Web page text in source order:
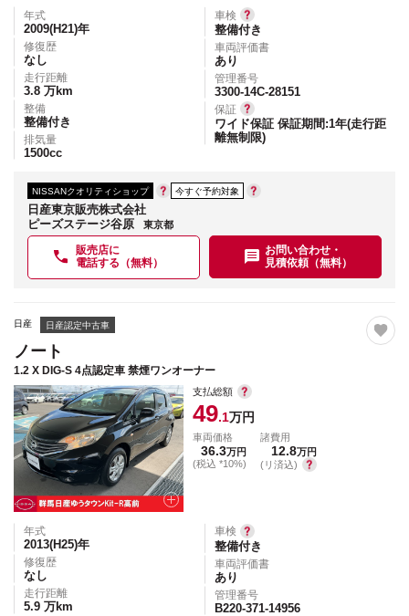
年式
2009(H21)年
修復歴
なし
走行距離
3.8 万km
整備
整備付き
排気量
1500cc
車検
整備付き
車両評価書
あり
管理番号
3300-14C-28151
保証
ワイド保証 保証期間:1年(走行距
離無制限)
NISSANクオリティショップ 今すぐ予約対象
日産東京販売株式会社
ピーズステージ谷原
東京都
販売店に
電話する（無料）
お問い合わせ・
見積依頼（無料）
日産 日産認定中古車
ノート
1.2 X DIG-S 4点認定車 禁煙ワンオーナー
支払総額
49.1万円
車両価格
36.3万円
(税込 *10%)
諸費用
12.8万円
(リ済込)
年式
2013(H25)年
修復歴
なし
走行距離
5.9 万km
車検
整備付き
車両評価書
あり
管理番号
B220-371-14956